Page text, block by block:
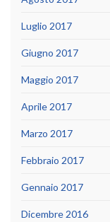
Luglio 2017
Giugno 2017
Maggio 2017
Aprile 2017
Marzo 2017
Febbraio 2017
Gennaio 2017
Dicembre 2016